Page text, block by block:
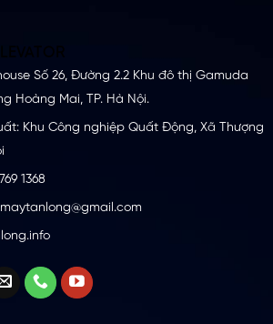
Số 26, Đường 2.2 Khu đô thị Gamuda
Hoàng Mai, TP. Hà Nội.
Khu Công nghiệp Quất Động, Xã Thượng
1368